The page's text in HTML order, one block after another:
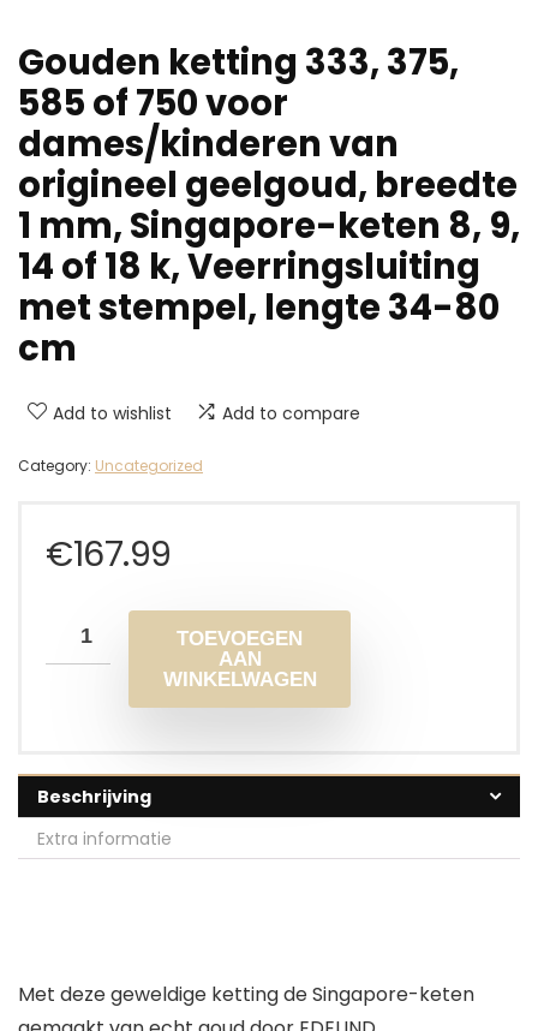
Gouden ketting 333, 375,
585 of 750 voor
dames/kinderen van
origineel geelgoud, breedte
1 mm, Singapore-keten 8, 9,
14 of 18 k, Veerringsluiting
met stempel, lengte 34-80
cm
Add to wishlist Add to compare
Category: Uncategorized
€167.99
TOEVOEGEN
AAN
WINKELWAGEN
Beschrijving
Extra informatie
Met deze geweldige ketting de Singapore-keten